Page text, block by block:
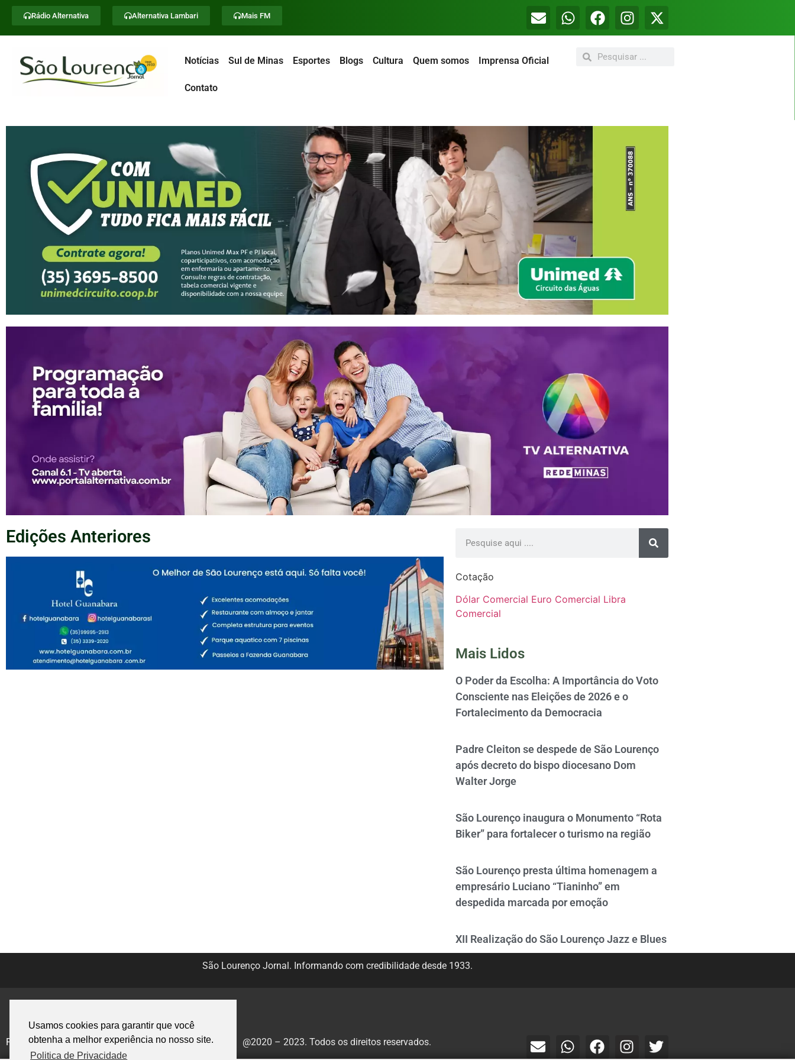
Usamos cookies para garantir que você
obtenha a melhor experiência no nosso site.
Politica de Privacidade
Rádio Alternativa Alternativa Lambari Mais FM
Notícias Sul de Minas Esportes Blogs Cultura Quem somos Imprensa Oficial
Contato
Edições Anteriores
Cotação
Dólar Comercial Euro Comercial Libra
Comercial
Mais Lidos
O Poder da Escolha: A Importância do Voto
Consciente nas Eleições de 2026 e o
Fortalecimento da Democracia
Padre Cleiton se despede de São Lourenço
após decreto do bispo diocesano Dom
Walter Jorge
São Lourenço inaugura o Monumento “Rota
Biker” para fortalecer o turismo na região
São Lourenço presta última homenagem a
empresário Luciano “Tianinho” em
despedida marcada por emoção
XII Realização do São Lourenço Jazz e Blues
São Lourenço Jornal. Informando com credibilidade desde 1933.
Politica de Privacidade @2020 – 2023. Todos os direitos reservados.